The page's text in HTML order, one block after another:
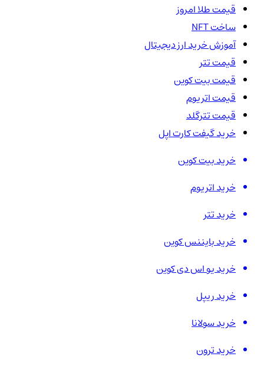
قیمت طلا امروز
ساخت NFT
آموزش خرید ارز دیجیتال
قیمت تتر
قیمت بیت کوین
قیمت اتریوم
قیمت تترگلد
خرید گیفت کارت اپل
خرید بیت کوین
خرید اتریوم
خرید تتر
خرید بایننس کوین
خرید یو اس دی کوین
خرید ریپل
خرید سولانا
خرید ترون